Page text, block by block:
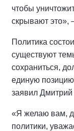
чтобы
скрывают это»,
Политика
существуют
сохраниться,
единую
заявил
«Я желаю вам,
политики,